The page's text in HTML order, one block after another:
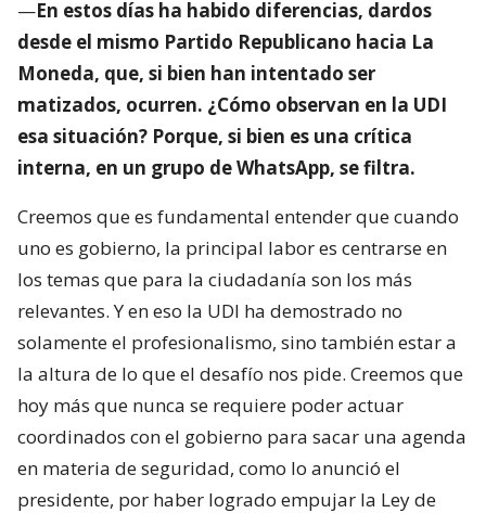
—En estos días ha habido diferencias, dardos
desde el mismo Partido Republicano hacia La
Moneda, que, si bien han intentado ser
matizados, ocurren. ¿Cómo observan en la UDI
esa situación? Porque, si bien es una crítica
interna, en un grupo de WhatsApp, se filtra.
Creemos que es fundamental entender que cuando
uno es gobierno, la principal labor es centrarse en
los temas que para la ciudadanía son los más
relevantes. Y en eso la UDI ha demostrado no
solamente el profesionalismo, sino también estar a
la altura de lo que el desafío nos pide. Creemos que
hoy más que nunca se requiere poder actuar
coordinados con el gobierno para sacar una agenda
en materia de seguridad, como lo anunció el
presidente, por haber logrado empujar la Ley de